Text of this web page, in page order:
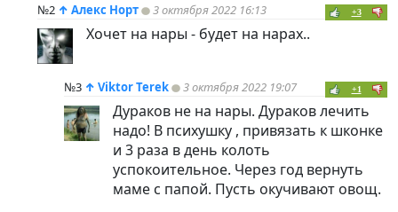
№2 ↑ Алекс Норт 3 октября 2022 16:13 +3
Хочет на нары - будет на нарах..
№3 ↑ Viktor Terek 3 октября 2022 19:07 +1
Дураков не на нары. Дураков лечить
надо! В психушку , привязать к шконке
и 3 раза в день колоть
успокоительное. Через год вернуть
маме с папой. Пусть окучивают овощ.